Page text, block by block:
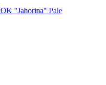
"Jahorina" Pale